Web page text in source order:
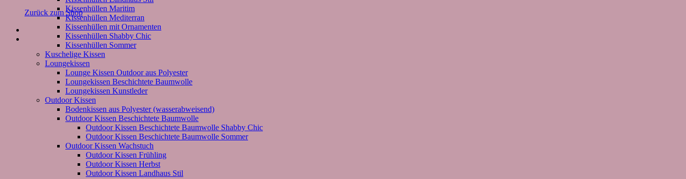
Zurück zum ShopKissenhüllen Maritim
Kissenhüllen Mediterran
Kissenhüllen mit Ornamenten
Kissenhüllen Shabby Chic
Kissenhüllen Sommer
Kuschelige Kissen
Loungekissen
Lounge Kissen Outdoor aus Polyester
Loungekissen Beschichtete Baumwolle
Loungekissen Kunstleder
Outdoor Kissen
Bodenkissen aus Polyester (wasserabweisend)
Outdoor Kissen Beschichtete Baumwolle
Outdoor Kissen Beschichtete Baumwolle Shabby Chic
Outdoor Kissen Beschichtete Baumwolle Sommer
Outdoor Kissen Wachstuch
Outdoor Kissen Frühling
Outdoor Kissen Herbst
Outdoor Kissen Landhaus Stil